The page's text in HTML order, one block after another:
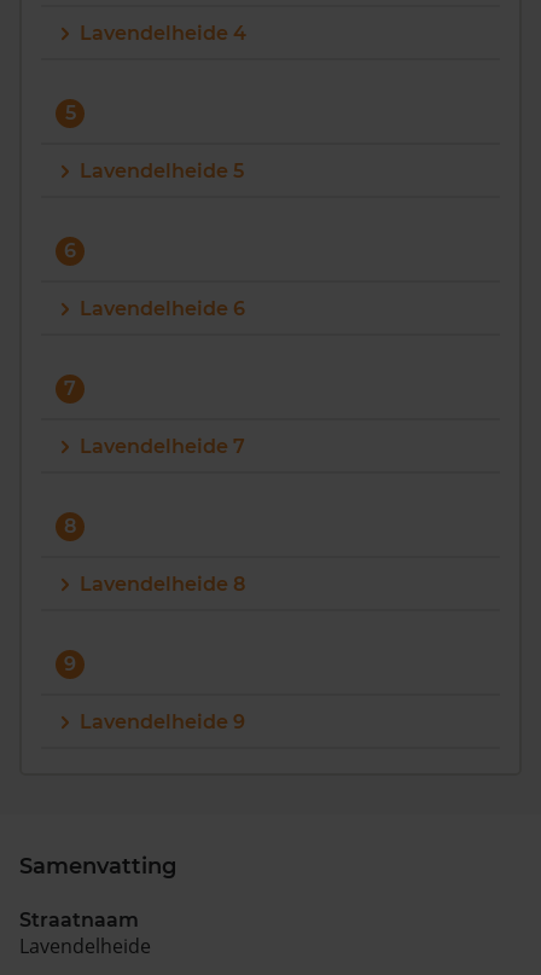
Lavendelheide 4
5
Lavendelheide 5
6
Lavendelheide 6
7
Lavendelheide 7
8
Lavendelheide 8
9
Lavendelheide 9
Samenvatting
Straatnaam
Lavendelheide